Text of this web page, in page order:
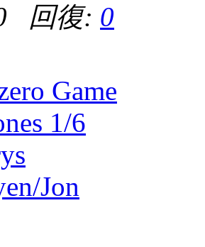
回復: 0